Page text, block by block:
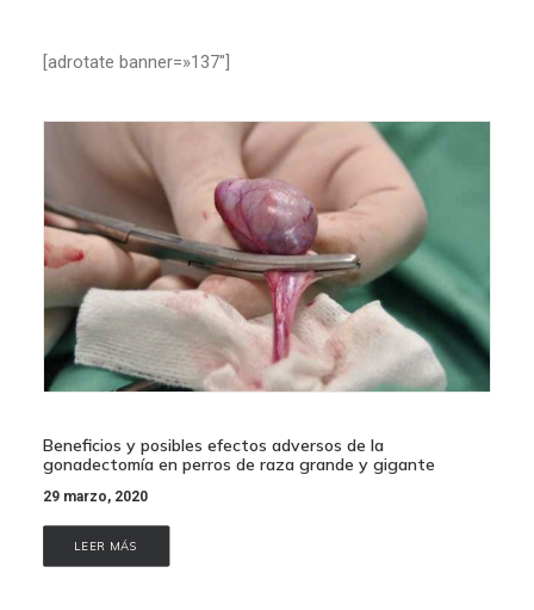
[adrotate banner=»137″]
Beneficios y posibles efectos adversos de la
gonadectomía en perros de raza grande y gigante
29 marzo, 2020
LEER MÁS